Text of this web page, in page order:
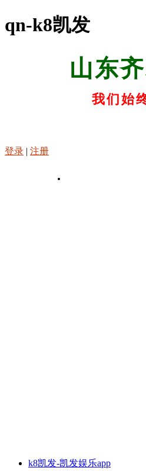
qn-k8凯发
山东
我们始
登录 | 注册
k8凯发-凯发娱乐app